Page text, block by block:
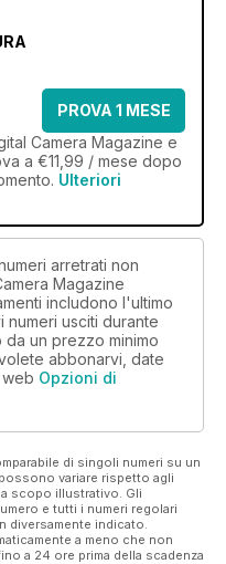
PROVA 1 MESE
Camera Magazine e
a €11,99 / mese dopo
Ulteriori
arretrati non
Magazine
includono l'ultimo
usciti durante
un prezzo minimo
abbonarvi, date
Opzioni di
di singoli numeri su un
variare rispetto agli
scopo illustrativo. Gli
e tutti i numeri regolari
diversamente indicato.
a meno che non
a 24 ore prima della scadenza